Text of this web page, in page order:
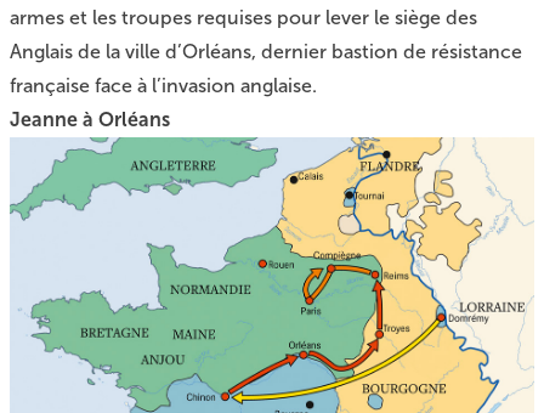
armes et les troupes requises pour lever le siège des
Anglais de la ville d’Orléans, dernier bastion de résistance
française face à l’invasion anglaise.
Jeanne à Orléans